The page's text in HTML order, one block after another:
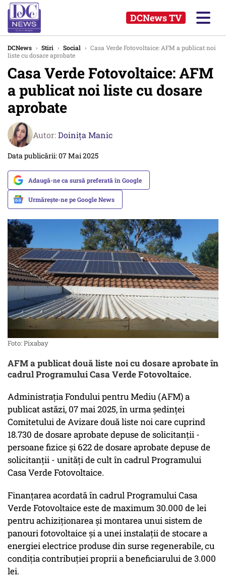
DCNews TV
DCNews › Stiri › Social › Casa Verde Fotovoltaice: AFM a publicat noi
liste cu dosare aprobate
Casa Verde Fotovoltaice: AFM
a publicat noi liste cu dosare
aprobate
Autor:Doinița Manic
Data publicării: 07 Mai 2025
Adaugă-ne ca sursă preferată în Google
Urmărește-ne pe Google News
Foto: Pixabay
AFM a publicat două liste noi cu dosare aprobate în
cadrul Programului Casa Verde Fotovoltaice.
Administrația Fondului pentru Mediu (AFM) a
publicat astăzi, 07 mai 2025, în urma ședinței
Comitetului de Avizare două liste noi care cuprind
18.730 de dosare aprobate depuse de solicitanții -
persoane fizice și 622 de dosare aprobate depuse de
solicitanții - unități de cult în cadrul Programului
Casa Verde Fotovoltaice.
Finanţarea acordată în cadrul Programului Casa
Verde Fotovoltaice este de maximum 30.000 de lei
pentru achiziţionarea şi montarea unui sistem de
panouri fotovoltaice şi a unei instalaţii de stocare a
energiei electrice produse din surse regenerabile, cu
condiţia contribuţiei proprii a beneficiarului de 3.000
lei.